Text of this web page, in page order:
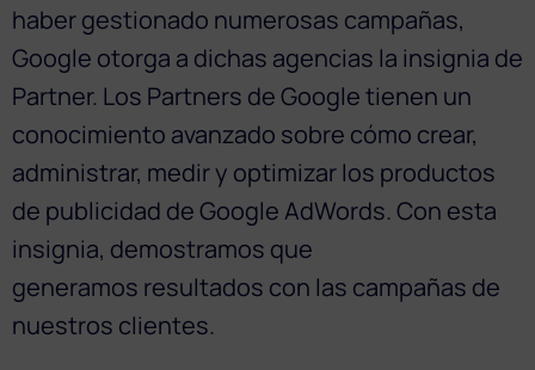
haber gestionado numerosas campañas,
Google otorga a dichas agencias la insignia de
Partner. Los Partners de Google tienen un
conocimiento avanzado sobre cómo crear,
administrar, medir y optimizar los productos
de publicidad de Google AdWords. Con esta
insignia, demostramos que
generamos resultados con las campañas de
nuestros clientes.